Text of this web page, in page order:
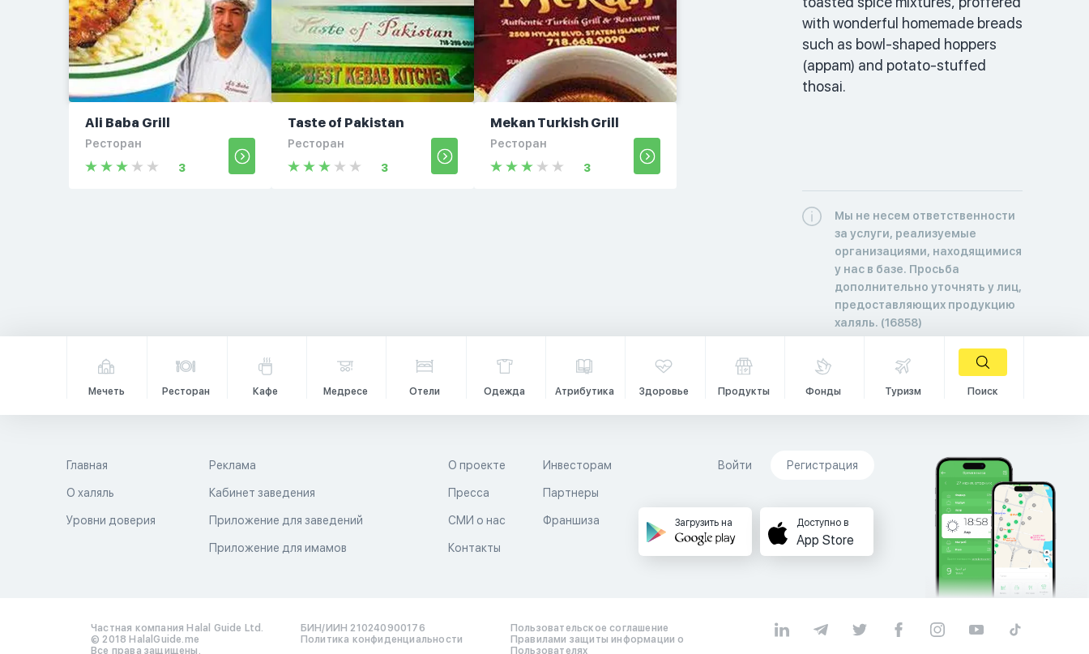
Ali Baba Grill
Ресторан
3
Taste of Pakistan
Ресторан
3
Mekan Turkish Grill
Ресторан
3
with wonderful homemade breads
such as bowl-shaped hoppers
(appam) and potato-stuffed
thosai.
Мы не несем ответственности
за услуги, реализуемые
организациями, находящимися
у нас в базе. Просьба
дополнительно уточнять у лиц,
предоставляющих продукцию
халяль. (16858)
Мечеть Ресторан Кафе Медресе Отели Одежда Атрибутика Здоровье Продукты Фонды Туризм Поиск
Главная
О халяль
Уровни доверия
Реклама
Кабинет заведения
Приложение для заведений
Приложение для имамов
О проекте
Пресса
СМИ о нас
Контакты
Инвесторам
Партнеры
Франшиза
Войти Регистрация
Загрузить на Доступно в
App Store
Частная компания Halal Guide Ltd.
© 2018 HalalGuide.me
Все права защищены.
БИН/ИИН 210240900176
Политика конфиденциальности
Пользовательское соглашение
Правилами защиты информации о
Пользователях